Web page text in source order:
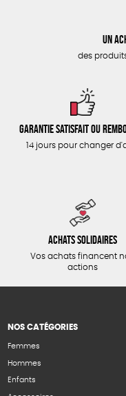
Un
des
Garantie satisfait ou
14 jours pour changer
Achats solidaires
Vos achats financent
actions
NOS CATÉGORIES
Femmes
Hommes
Enfants